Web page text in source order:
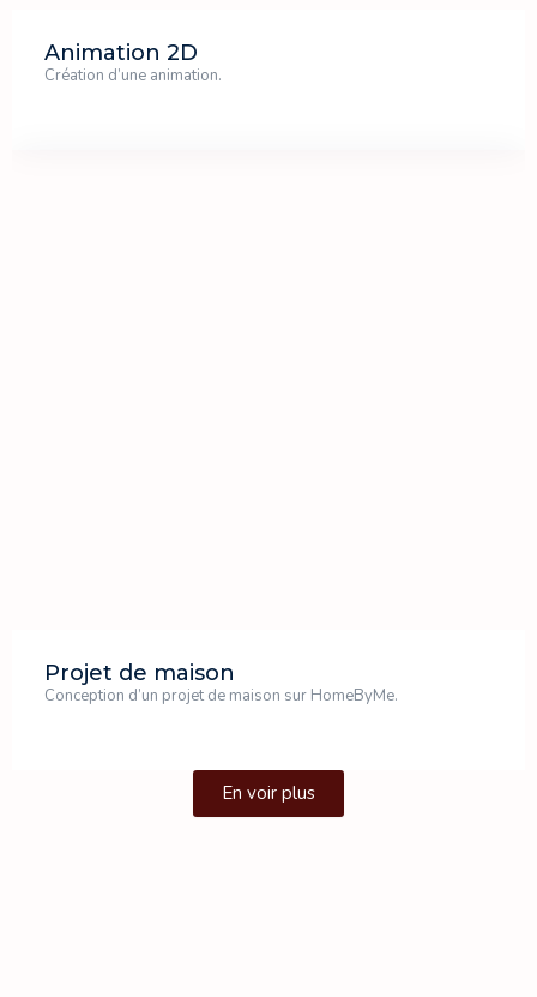
Animation 2D
Création d’une animation.
Projet de maison
Conception d’un projet de maison sur HomeByMe.
En voir plus